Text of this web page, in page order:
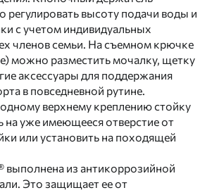
регулировать высоту подачи воды и
с учетом индивидуальных
членов семьи. На съемном крючке
можно разместить мочалку, щетку
аксессуары для поддержания
в повседневной рутине.
верхнему креплению стойку
на уже имеющееся отверстие от
или установить на походящей
выполнена из антикоррозийной
Это защищает ее от